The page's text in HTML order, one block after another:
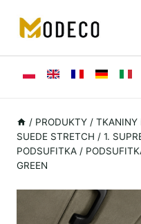
treści
/ PRODUKTY / TKANINY
SUEDE STRETCH / 1.
PODSUFITKA /
GREEN